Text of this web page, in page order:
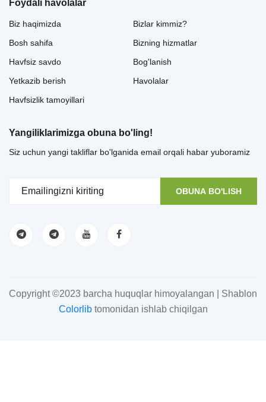
Foydali havolalar
Biz haqimizda
Bosh sahifa
Havfsiz savdo
Yetkazib berish
Havfsizlik tamoyillari
Bizlar kimmiz?
Bizning hizmatlar
Bog'lanish
Havolalar
Yangiliklarimizga obuna bo'ling!
Siz uchun yangi takliflar bo'lganida email orqali habar yuboramiz
OBUNA BO'LISH
Copyright ©2023 barcha huquqlar himoyalangan | Shablon
Colorlibtomonidan ishlab chiqilgan